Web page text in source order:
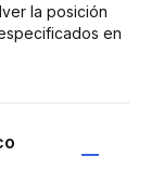
la posición
en